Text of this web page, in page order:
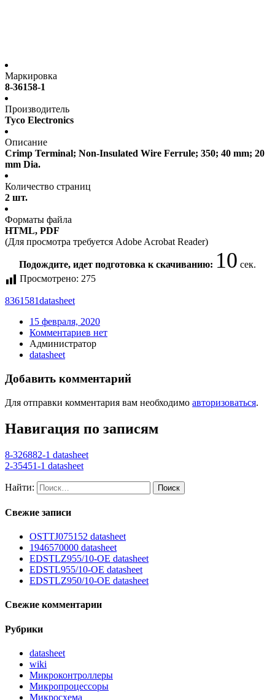
Маркировка
8-36158-1
Производитель
Tyco Electronics
Описание
Crimp Terminal; Non-Insulated Wire Ferrule; 350; 40 mm; 20
mm Dia.
Количество страниц
2 шт.
Форматы файла
HTML, PDF
(Для просмотра требуется Adobe Acrobat Reader)
Подождите, идет подготовка к скачиванию: 10 сек.
Просмотрено: 275
8361581datasheet
15 февраля, 2020
Комментариев нет
Администратор
datasheet
Добавить комментарий
Для отправки комментария вам необходимо авторизоваться.
Навигация по записям
8-326882-1 datasheet
2-35451-1 datasheet
Найти:
Свежие записи
OSTTJ075152 datasheet
1946570000 datasheet
EDSTLZ955/10-OE datasheet
EDSTL955/10-OE datasheet
EDSTLZ950/10-OE datasheet
Свежие комментарии
Рубрики
datasheet
wiki
Микроконтроллеры
Микропроцессоры
Микросхема